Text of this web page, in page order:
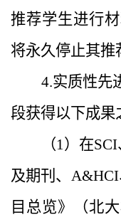
推荐学生进行
将永久停止其推
4.实质性先
段获得以下成果
（1）在
及期刊、
目总览》（北